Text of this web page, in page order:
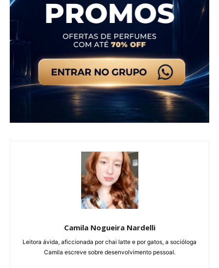
Camila Nogueira Nardelli
Leitora ávida, aficcionada por chai latte e por gatos, a socióloga
Camila escreve sobre desenvolvimento pessoal.